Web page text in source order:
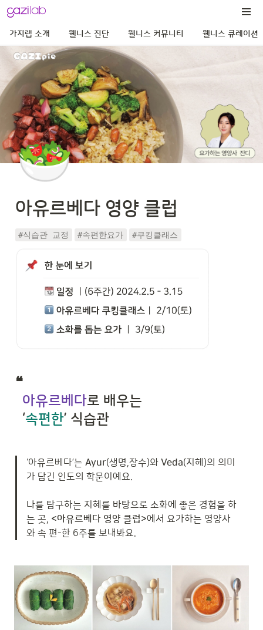
가지랩 소개 웰니스 진단 웰니스 커뮤니티 웰니스 큐레이션
🥗
아유르베다 영양 클럽
#식습관 교정 #속편한요가 #쿠킹클래스
❝
아유르베다로 배우는
  ‘
속편한’ 식습관
‘아유르베다’는 Ayur(생명,장수)와 Veda(지혜)의 의미
가 담긴 인도의 학문이예요.
나를 탐구하는 지혜를 바탕으로 소화에 좋은 경험을 하
는 곳, <아유르베다 영양 클럽>에서 요가하는 영양사
와 속 편-한 6주를 보내봐요.